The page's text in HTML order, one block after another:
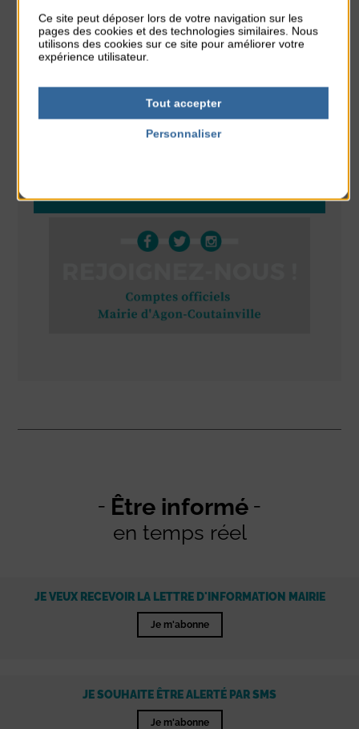
Marché d’été
du 6 Août au 6 Août
Place du Général de Gaulle
RÉSEAUX SOCIAUX
Être informé
en temps réel
JE VEUX RECEVOIR LA LETTRE D'INFORMATION MAIRIE
Je m'abonne
JE SOUHAITE ÊTRE ALERTÉ PAR SMS
Je m'abonne
Ce site peut déposer lors de votre navigation sur les
pages des cookies et des technologies similaires. Nous
utilisons des cookies sur ce site pour améliorer votre
expérience utilisateur.
Tout accepter
Personnaliser